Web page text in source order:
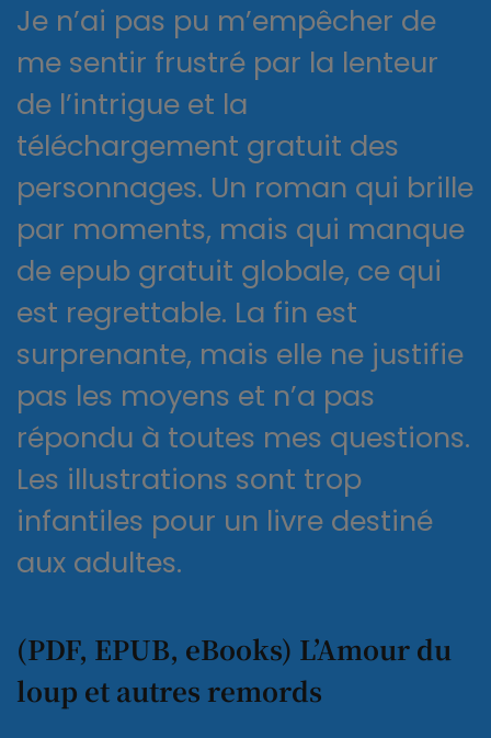
Je n’ai pas pu m’empêcher de
me sentir frustré par la lenteur
de l’intrigue et la
téléchargement gratuit des
personnages. Un roman qui brille
par moments, mais qui manque
de epub gratuit globale, ce qui
est regrettable. La fin est
surprenante, mais elle ne justifie
pas les moyens et n’a pas
répondu à toutes mes questions.
Les illustrations sont trop
infantiles pour un livre destiné
aux adultes.
(PDF, EPUB, eBooks) L’Amour du
loup et autres remords